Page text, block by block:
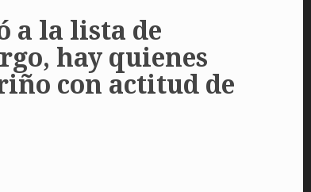
a la lista de
hay quienes
con actitud de